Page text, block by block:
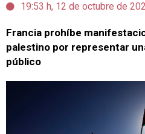
19:53 h, 12 de octubre de
Francia prohíbe
palestino por representar
público